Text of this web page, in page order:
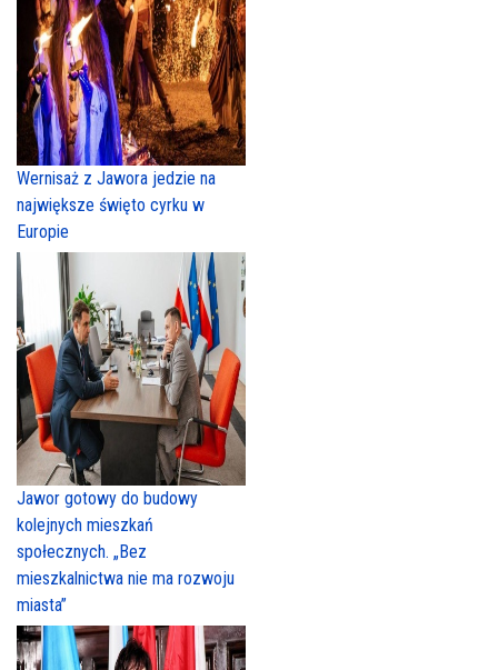
Wernisaż z Jawora jedzie na
największe święto cyrku w
Europie
Jawor gotowy do budowy
kolejnych mieszkań
społecznych. „Bez
mieszkalnictwa nie ma rozwoju
miasta”